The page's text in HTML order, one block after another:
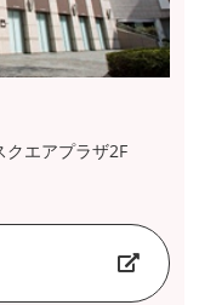
エアプラザ2F